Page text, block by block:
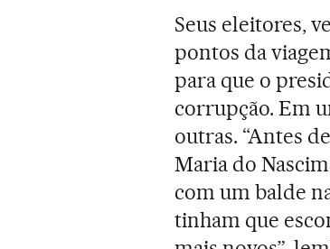
Seus eleitores,
pontos da
para que o
corrupção. Em
outras. “Antes
Maria do
com um balde
tinham que